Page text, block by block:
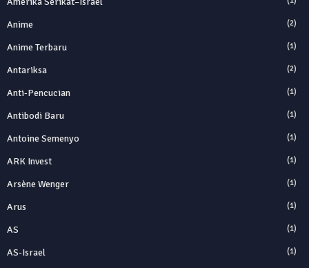
Anime (2)
Anime Terbaru (1)
Antariksa (2)
Anti‑Pencucian (1)
Antibodi Baru (1)
Antoine Semenyo (1)
ARK Invest (1)
Arsène Wenger (1)
Arus (1)
AS (1)
AS-Israel (1)